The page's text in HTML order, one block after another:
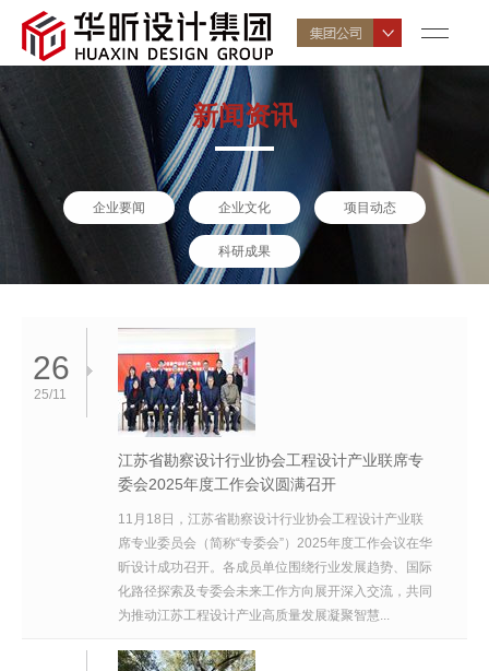
新闻资讯
企业要闻 企业文化 项目动态
科研成果
26
25/11
江苏省勘察设计行业协会工程设计产业联席专
委会2025年度工作会议圆满召开
11月18日，江苏省勘察设计行业协会工程设计产业联
席专业委员会（简称“专委会”）2025年度工作会议在华
昕设计成功召开。各成员单位围绕行业发展趋势、国际
化路径探索及专委会未来工作方向展开深入交流，共同
为推动江苏工程设计产业高质量发展凝聚智慧...